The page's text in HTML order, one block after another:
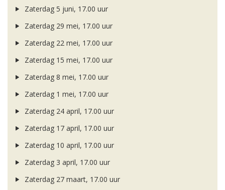
Zaterdag 5 juni, 17.00 uur
Zaterdag 29 mei, 17.00 uur
Zaterdag 22 mei, 17.00 uur
Zaterdag 15 mei, 17.00 uur
Zaterdag 8 mei, 17.00 uur
Zaterdag 1 mei, 17.00 uur
Zaterdag 24 april, 17.00 uur
Zaterdag 17 april, 17.00 uur
Zaterdag 10 april, 17.00 uur
Zaterdag 3 april, 17.00 uur
Zaterdag 27 maart, 17.00 uur